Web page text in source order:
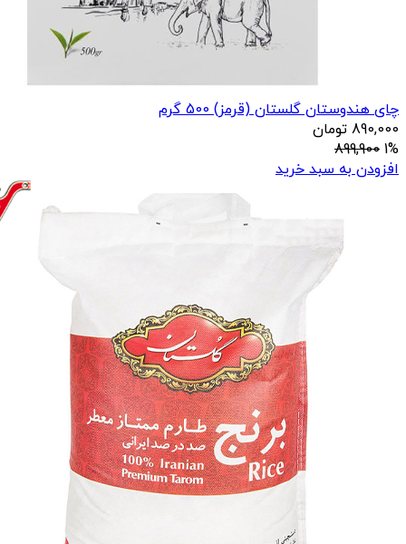
چای هندوستان گلستان (قرمز) 500 گرم
890,000 تومان
1%
899,900
افزودن به سبد خرید